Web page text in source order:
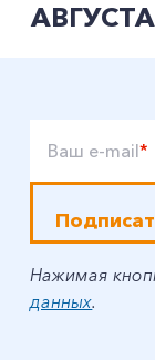
АВГУСТА
Ваш e-mail*
Нажимая
данных.